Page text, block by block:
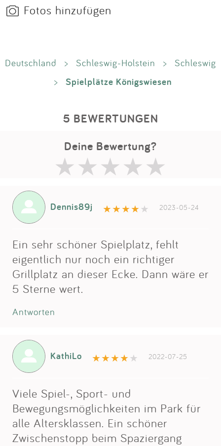
Fotos hinzufügen
Deutschland > Schleswig-Holstein >
Schleswig
>
Spielplätze Königswiesen
5 BEWERTUNGEN
Deine Bewertung?
Dennis89j 2023-05-24
Ein sehr schöner Spielplatz, fehlt
eigentlich nur noch ein richtiger
Grillplatz an dieser Ecke. Dann wäre er
5 Sterne wert.
Antworten
KathiLo 2022-07-25
Viele Spiel-, Sport- und
Bewegungsmöglichkeiten im Park für
alle Altersklassen. Ein schöner
Zwischenstopp beim Spaziergang